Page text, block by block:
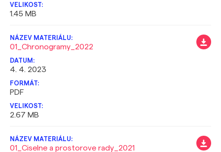
1.45 MB
01_Chronogramy_2022
4. 4. 2023
PDF
2.67 MB
01_Ciselne a prostorove rady_2021